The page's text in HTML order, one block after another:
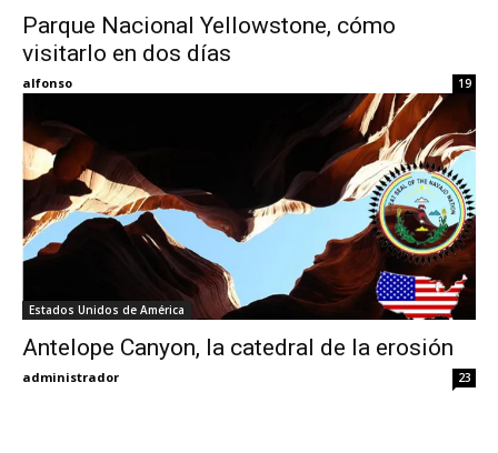
Parque Nacional Yellowstone, cómo
visitarlo en dos días
alfonso 19
Estados Unidos de América
Antelope Canyon, la catedral de la erosión
administrador 23